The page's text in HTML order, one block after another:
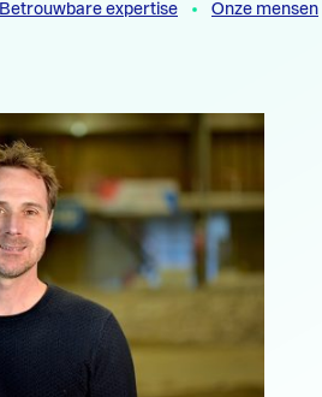
Betrouwbare expertise Onze mensen